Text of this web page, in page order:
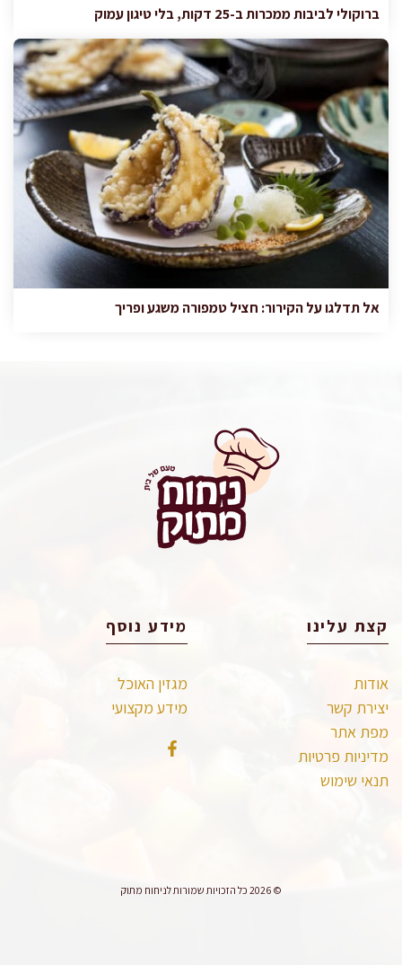
ברוקולי לביבות ממכרות ב-25 דקות, בלי טיגון עמוק
אל תדלגו על הקירור: חציל טמפורה משגע ופריך
קצת עלינו
אודות
יצירת קשר
מפת אתר
מדיניות פרטיות
תנאי שימוש
מידע נוסף
מגזין האוכל
מידע מקצועי
© 2026 כל הזכויות שמורות לניחוח מתוק